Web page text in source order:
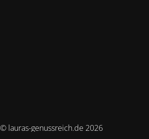
© lauras-genussreich.de 2026